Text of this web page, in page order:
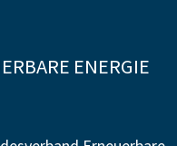
ENERGIE